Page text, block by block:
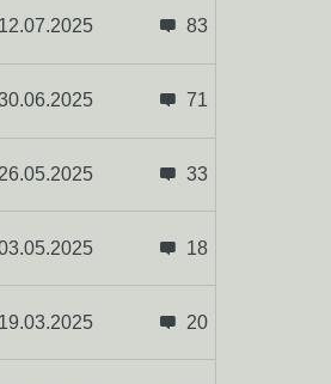
83
12.07.2025
71
33
26.05.2025
18
20
19.03.2025